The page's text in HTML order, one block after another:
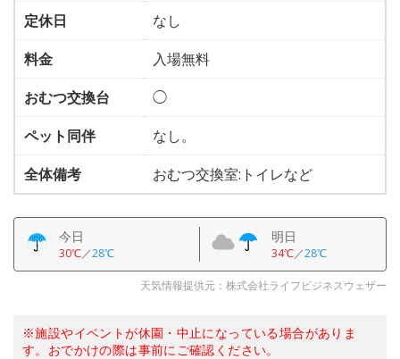
定休日
なし
料金
入場無料
おむつ交換台
◯
ペット同伴
なし。
全体備考
おむつ交換室:トイレなど
今日
30℃／28℃
明日
34℃／28℃
天気情報提供元：株式会社ライフビジネスウェザー
※施設やイベントが休園・中止になっている場合がありま
す。おでかけの際は事前にご確認ください。